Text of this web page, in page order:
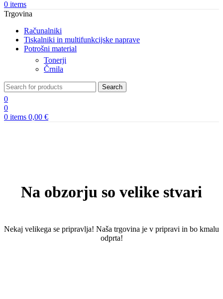
0 items
Trgovina
Računalniki
Tiskalniki in multifunkcijske naprave
Potrošni material
Tonerji
Črnila
Search
0
0
0 items 0,00 €
Na obzorju so velike stvari
Nekaj ​​velikega se pripravlja! Naša trgovina je v pripravi in ​​bo kmalu
odprta!